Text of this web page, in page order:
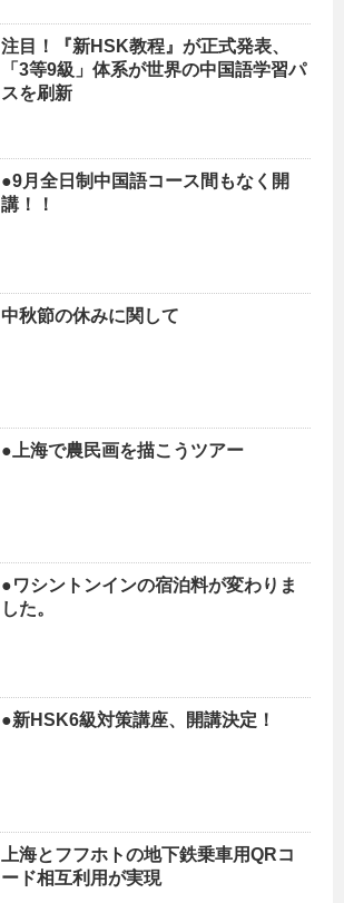
注目！『新HSK教程』が正式発表、
「3等9級」体系が世界の中国語学習パ
スを刷新
●9月全日制中国語コース間もなく開
講！！
中秋節の休みに関して
●上海で農民画を描こうツアー
●ワシントンインの宿泊料が変わりま
した。
●新HSK6級対策講座、開講決定！
上海とフフホトの地下鉄乗車用QRコ
ード相互利用が実現